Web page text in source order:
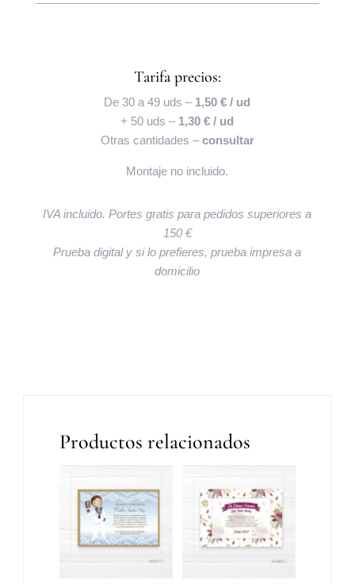
Tarifa precios:
De 30 a 49 uds – 1,50 € / ud
+ 50 uds – 1,30 € / ud
Otras cantidades –consultar
Montaje no incluido.
IVA incluido. Portes gratis para pedidos superiores a
150 €
Prueba digital y si lo prefieres, prueba impresa a
domicilio
Productos relacionados